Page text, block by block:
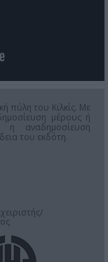
πύλη του Κιλκίς. Με
μέρους ή
αναδημοσίευση
του εκδότη.